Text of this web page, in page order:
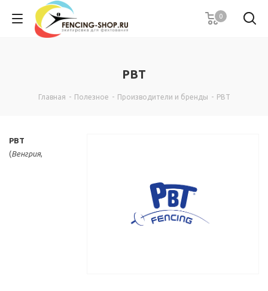
0
PBT
Главная - Полезное - Производители и бренды - PBT
PBT
(Венгрия,